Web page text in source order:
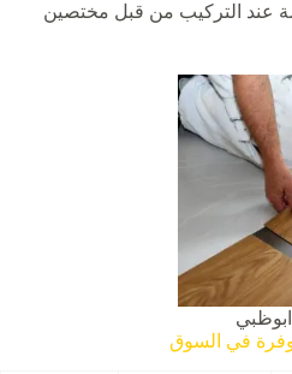
عند التركيب من قبل مختصين
في السوق